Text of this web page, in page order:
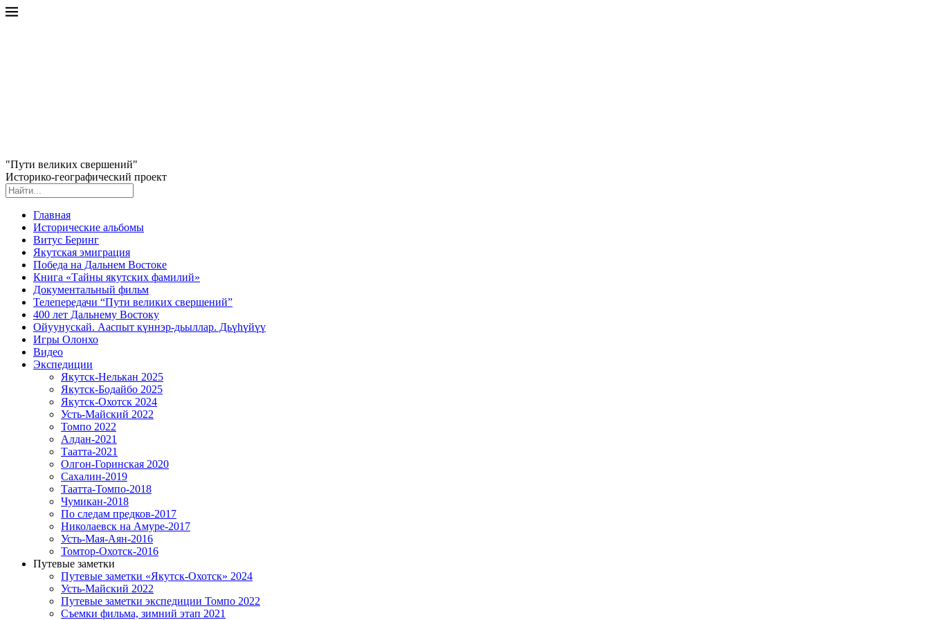
"Пути великих свершений"
Историко-географический проект
Главная
Исторические альбомы
Витус Беринг
Якутская эмиграция
Победа на Дальнем Востоке
Книга «Тайны якутских фамилий»
Документальный фильм
Телепередачи “Пути великих свершений”
400 лет Дальнему Востоку
Ойуунускай. Ааспыт күннэр-дьыллар. Дьүһүйүү
Игры Олонхо
Видео
Экспедиции
Якутск-Нелькан 2025
Якутск-Бодайбо 2025
Якутск-Охотск 2024
Усть-Майский 2022
Томпо 2022
Алдан-2021
Таатта-2021
Олгон-Горинская 2020
Сахалин-2019
Таатта-Томпо-2018
Чумикан-2018
По следам предков-2017
Николаевск на Амуре-2017
Усть-Мая-Аян-2016
Томтор-Охотск-2016
Путевые заметки
Путевые заметки «Якутск-Охотск» 2024
Усть-Майский 2022
Путевые заметки экспедиции Томпо 2022
Съемки фильма, зимний этап 2021